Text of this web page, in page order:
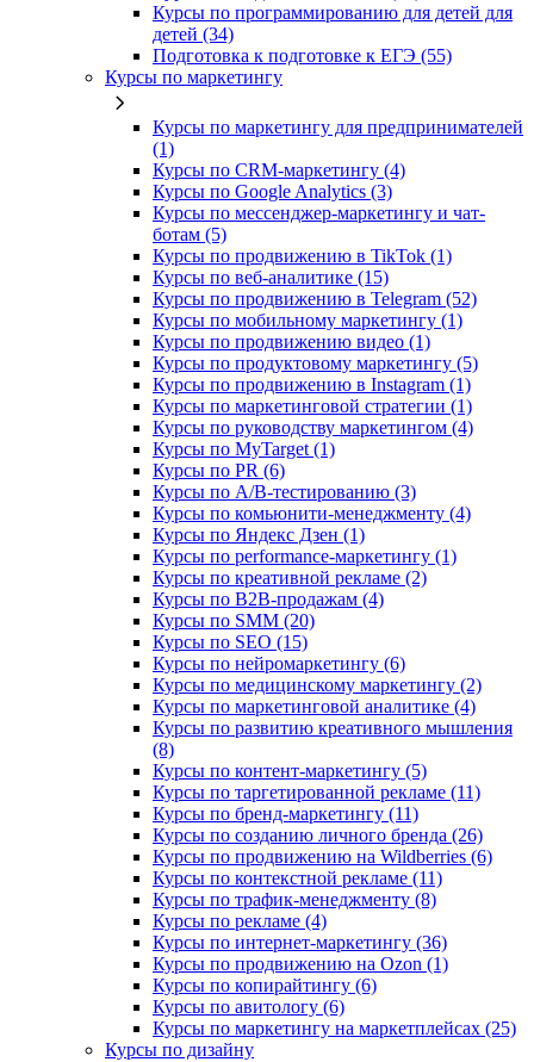
Курсы по программированию для детей для
детей (34)
Подготовка к подготовке к ЕГЭ (55)
Курсы по маркетингу
Курсы по маркетингу для предпринимателей
(1)
Курсы по CRM-маркетингу (4)
Курсы по Google Analytics (3)
Курсы по мессенджер-маркетингу и чат-
ботам (5)
Курсы по продвижению в TikTok (1)
Курсы по веб-аналитике (15)
Курсы по продвижению в Telegram (52)
Курсы по мобильному маркетингу (1)
Курсы по продвижению видео (1)
Курсы по продуктовому маркетингу (5)
Курсы по продвижению в Instagram (1)
Курсы по маркетинговой стратегии (1)
Курсы по руководству маркетингом (4)
Курсы по MyTarget (1)
Курсы по PR (6)
Курсы по A/B-тестированию (3)
Курсы по комьюнити-менеджменту (4)
Курсы по Яндекс Дзен (1)
Курсы по performance-маркетингу (1)
Курсы по креативной рекламе (2)
Курсы по B2B-продажам (4)
Курсы по SMM (20)
Курсы по SEO (15)
Курсы по нейромаркетингу (6)
Курсы по медицинскому маркетингу (2)
Курсы по маркетинговой аналитике (4)
Курсы по развитию креативного мышления
(8)
Курсы по контент-маркетингу (5)
Курсы по таргетированной рекламе (11)
Курсы по бренд-маркетингу (11)
Курсы по созданию личного бренда (26)
Курсы по продвижению на Wildberries (6)
Курсы по контекстной рекламе (11)
Курсы по трафик-менеджменту (8)
Курсы по рекламе (4)
Курсы по интернет-маркетингу (36)
Курсы по продвижению на Ozon (1)
Курсы по копирайтингу (6)
Курсы по авитологу (6)
Курсы по маркетингу на маркетплейсах (25)
Курсы по дизайну